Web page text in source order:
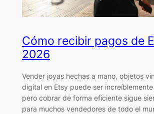
Cómo recibir pagos de
2026
Vender joyas hechas a mano, objetos
digital en Etsy puede ser
pero cobrar de forma eficiente sigue
para muchos vendedores de todo el